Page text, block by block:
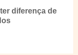
diferença de